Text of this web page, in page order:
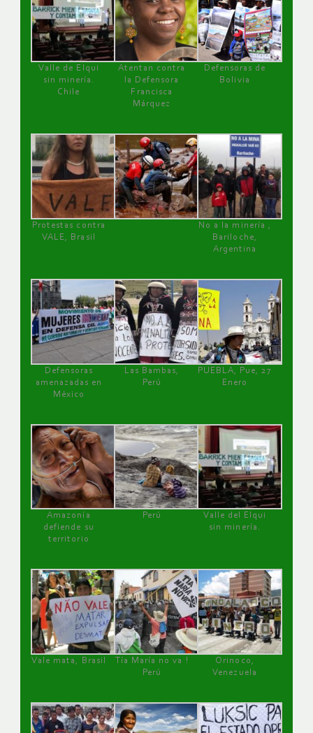
Valle de Elqui
sin minería.
Chile
Atentan contra
la Defensora
Francisca
Márquez
Defensoras de
Bolivia
Protestas contra
VALE, Brasil
No a la minería ,
Bariloche,
Argentina
Defensoras
amenazadas en
México
Las Bambas,
Perú
PUEBLA, Pue, 27
Enero
Amazonía
defiende su
territorio
Perú
Valle del Elqui
sin minería.
Vale mata, Brasil
Tía María no va !
Perú
Orinoco,
Venezuela